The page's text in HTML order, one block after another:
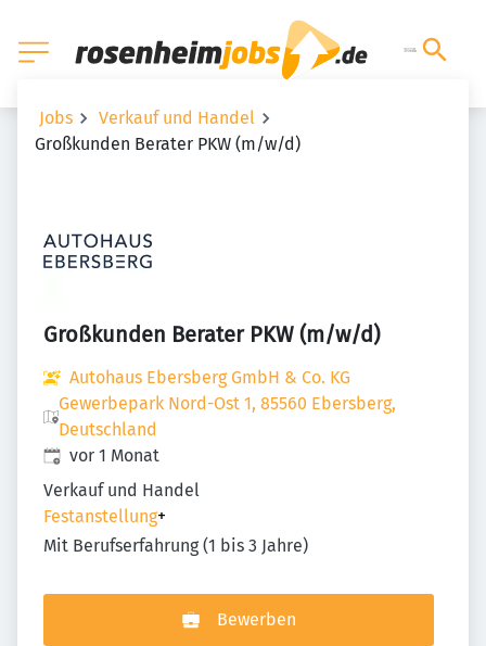
Jobs
Verkauf und Handel
Großkunden Berater PKW (m/w/d)
Großkunden Berater PKW (m/w/d)
Autohaus Ebersberg GmbH & Co. KG
Gewerbepark Nord-Ost 1, 85560 Ebersberg,
Deutschland
Veröffentlicht:
vor 1 Monat
Verkauf und Handel
Festanstellung+
Mit Berufserfahrung (1 bis 3 Jahre)
Bewerben